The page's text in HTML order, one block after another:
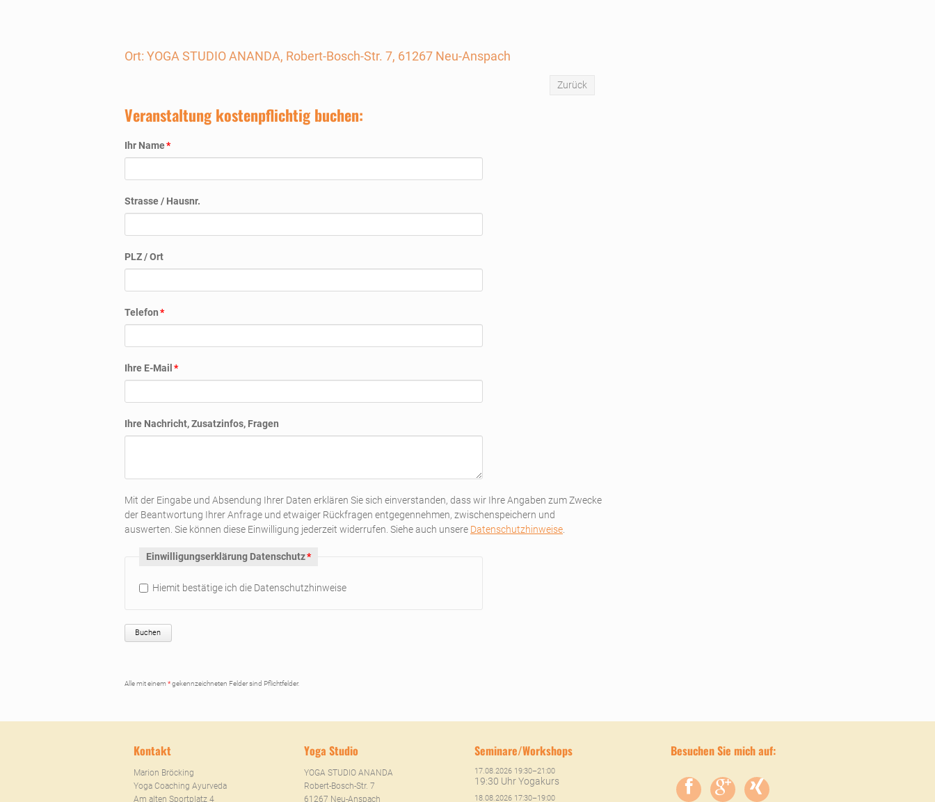
Ort: YOGA STUDIO ANANDA, Robert-Bosch-Str. 7, 61267 Neu-Anspach
Zurück
Veranstaltung kostenpflichtig buchen:
Pflichtfeld
Ihr Name*
Strasse / Hausnr.
PLZ / Ort
Pflichtfeld
Telefon*
Pflichtfeld
Ihre E-Mail*
Ihre Nachricht, Zusatzinfos, Fragen
Mit der Eingabe und Absendung Ihrer Daten erklären Sie sich einverstanden, dass wir Ihre Angaben zum Zwecke
der Beantwortung Ihrer Anfrage und etwaiger Rückfragen entgegennehmen, zwischenspeichern und
auswerten. Sie können diese Einwilligung jederzeit widerrufen. Siehe auch unsere Datenschutzhinweise
Pflichtfeld
Einwilligungserklärung Datenschutz*
Hiemit bestätige ich die Datenschutzhinweise
Buchen
Alle mit einem *gekennzeichneten Felder sind Pflichtfelder.
Kontakt
Marion Bröcking
Yoga Coaching Ayurveda
Am alten Sportplatz 4
Yoga Studio
YOGA STUDIO ANANDA
Robert-Bosch-Str. 7
61267 Neu-Anspach
Seminare/Workshops
17.08.2026 19:30–21:00
19:30 Uhr Yogakurs
18.08.2026 17:30–19:00
Besuchen Sie mich auf: